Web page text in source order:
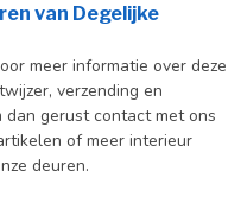
van Degelijke
meer informatie over deze
verzending en
dan gerust contact met ons
of meer interieur
deuren.